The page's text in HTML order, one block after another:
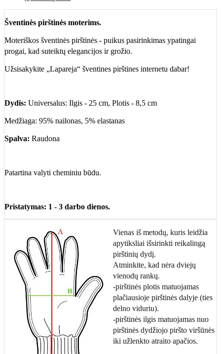
Šventinės pirštinės moterims.
Moteriškos šventinės pirštinės - puikus pasirinkimas ypatingai
progai, kad suteiktų elegancijos ir grožio.
Užsisakykite „Lapareja“ šventines pirštines internetu dabar!
Dydis: Universalus: Ilgis - 25 cm, Plotis - 8,5 cm
Medžiaga: 95% nailonas, 5% elastanas
Spalva: Raudona
Patartina valyti cheminiu būdu.
Pristatymas: 1 - 3 darbo dienos.
Vienas iš metodų, kuris leidžia
apytiksliai išsirinkti reikalingą
pirštinių dydį.
Atminkite, kad nėra dviejų
vienodų rankų.
-pirštinės plotis matuojamas
plačiausioje pirštinės dalyje (ties
delno viduriu).
-pirštinės ilgis matuojamas nuo
pirštinės dydžiojo piršto viršūnės
iki užlenkto atraito apačios.